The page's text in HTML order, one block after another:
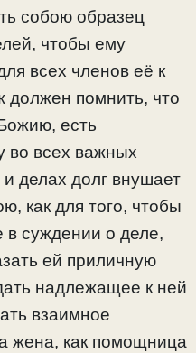
собою образец
чтобы ему
всех членов её к
должен помнить, что
есть
во всех важных
делах долг внушает
как для того, чтобы
в суждении о деле,
ей приличную
надлежащее к ней
взаимное
жена, как помощница